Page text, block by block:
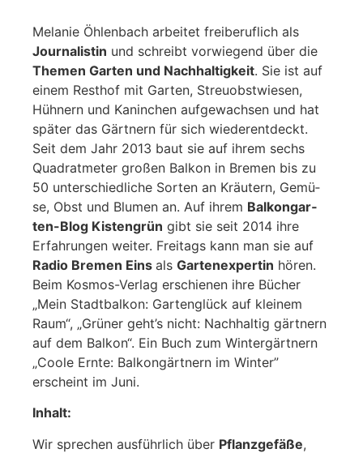
Mela­nie Öhlen­bach arbei­tet frei­be­ruf­lich als
Jour­na­lis­tin und schreibt vor­wie­gend über die
The­men Gar­ten und Nach­hal­tig­keit. Sie ist auf
einem Rest­hof mit Gar­ten, Streu­obst­wie­sen,
Hüh­nern und Kanin­chen auf­ge­wach­sen und hat
spä­ter das Gärt­nern für sich wie­der­ent­deckt.
Seit dem Jahr 2013 baut sie auf ihrem sechs
Qua­drat­me­ter gro­ßen Bal­kon in Bre­men bis zu
50 unter­schied­li­che Sor­ten an Kräu­tern, Gemü­
se, Obst und Blu­men an. Auf ihrem Bal­kon­gar­
ten-Blog Kis­ten­grün gibt sie seit 2014 ihre
Erfah­run­gen wei­ter. Frei­tags kann man sie auf
Radio Bre­men Eins als Gar­ten­ex­per­tin hören.
Beim Kos­mos-Ver­lag erschie­nen ihre Bücher
„Mein Stadt­bal­kon: Gar­ten­glück auf klei­nem
Raum“, „Grü­ner geht’s nicht: Nach­hal­tig gärt­nern
auf dem Bal­kon“. Ein Buch zum Win­ter­gärt­nern
„Coo­le Ern­te: Bal­kon­gärt­nern im Win­ter”
erscheint im Juni.
Inhalt:
Wir spre­chen aus­führ­lich über Pflanz­ge­fä­ße,